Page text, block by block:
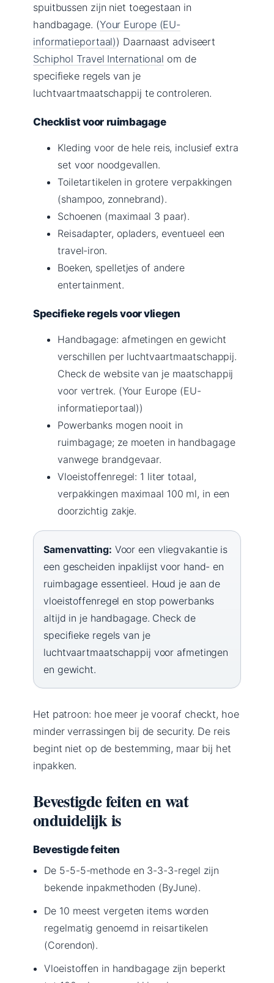
spuitbussen zijn niet toegestaan in
handbagage. (Your Europe (EU-
informatieportaal)) Daarnaast adviseert
Schiphol Travel International om de
specifieke regels van je
luchtvaartmaatschappij te controleren.
Checklist voor ruimbagage
Kleding voor de hele reis, inclusief extra
set voor noodgevallen.
Toiletartikelen in grotere verpakkingen
(shampoo, zonnebrand).
Schoenen (maximaal 3 paar).
Reisadapter, opladers, eventueel een
travel-iron.
Boeken, spelletjes of andere
entertainment.
Specifieke regels voor vliegen
Handbagage: afmetingen en gewicht
verschillen per luchtvaartmaatschappij.
Check de website van je maatschappij
voor vertrek. (Your Europe (EU-
informatieportaal))
Powerbanks mogen nooit in
ruimbagage; ze moeten in handbagage
vanwege brandgevaar.
Vloeistoffenregel: 1 liter totaal,
verpakkingen maximaal 100 ml, in een
doorzichtig zakje.
Samenvatting: Voor een vliegvakantie is
een gescheiden inpaklijst voor hand- en
ruimbagage essentieel. Houd je aan de
vloeistoffenregel en stop powerbanks
altijd in je handbagage. Check de
specifieke regels van je
luchtvaartmaatschappij voor afmetingen
en gewicht.
Het patroon: hoe meer je vooraf checkt, hoe
minder verrassingen bij de security. De reis
begint niet op de bestemming, maar bij het
inpakken.
Bevestigde feiten en wat
onduidelijk is
Bevestigde feiten
De 5-5-5-methode en 3-3-3-regel zijn
bekende inpakmethoden (ByJune).
De 10 meest vergeten items worden
regelmatig genoemd in reisartikelen
(Corendon).
Vloeistoffen in handbagage zijn beperkt